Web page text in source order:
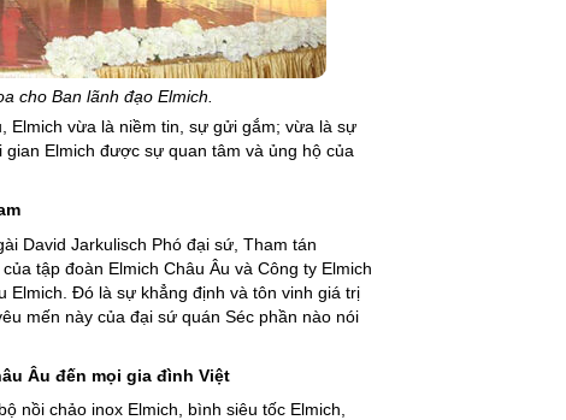
cho Ban lãnh đạo Elmich.
Elmich vừa là niềm tin, sự gửi gắm; vừa là sự
Elmich được sự quan tâm và ủng hộ của
David Jarkulisch Phó đại sứ, Tham tán
tập đoàn Elmich Châu Âu và Công ty Elmich
Đó là sự khẳng định và tôn vinh giá trị
mến này của đại sứ quán Séc phần nào nói
Âu đến mọi gia đình Việt
nồi chảo inox Elmich, bình siêu tốc Elmich,